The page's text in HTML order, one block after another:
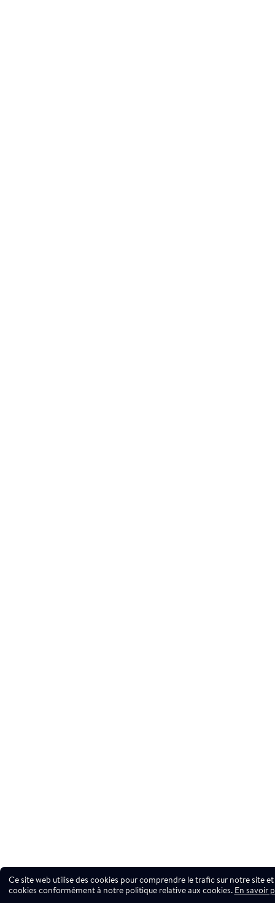
Ce site web utilise des cookies pour comprendre le trafic sur notre site
cookies conformément à notre politique relative aux cookies. En savoir